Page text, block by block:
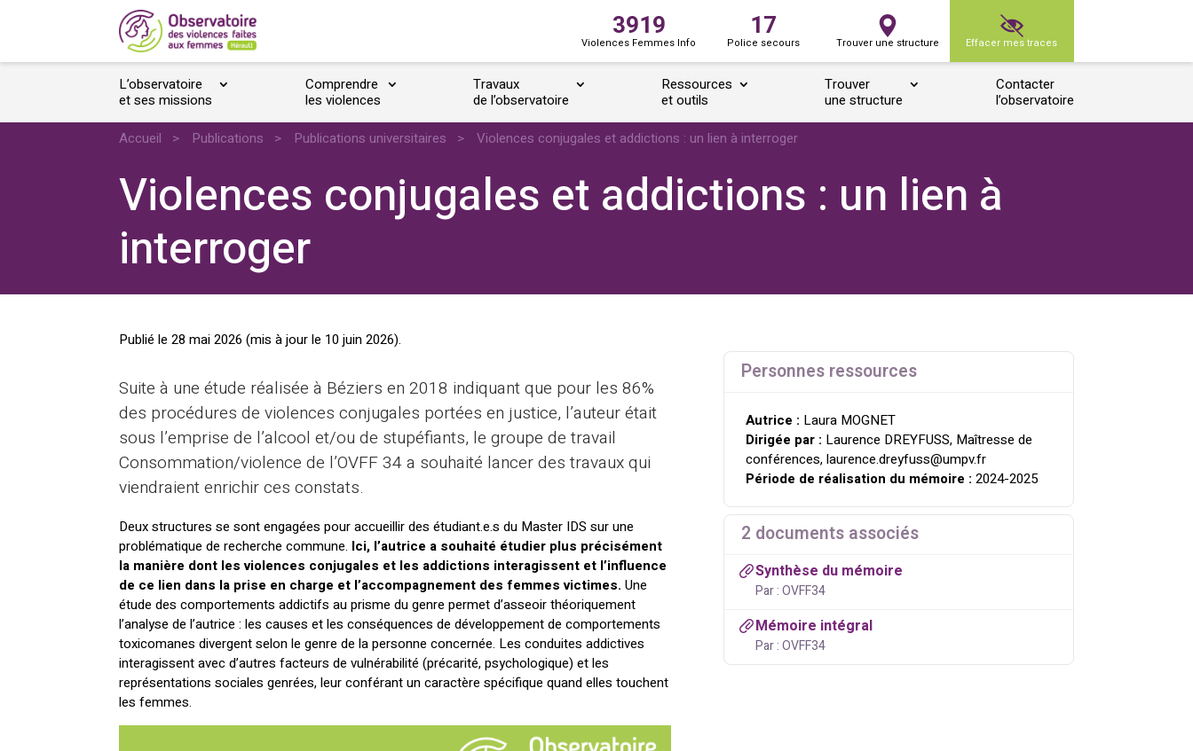
3919
Violences Femmes Info
17
Police secours Trouver une structure Effacer mes traces
L’observatoire
et ses missions
Comprendre
les violences
Travaux
de l’observatoire
Ressources
et outils
Trouver
une structure
Contacter
l’observatoire
Accueil
> Publications > Publications universitaires > Violences conjugales et addictions : un lien à interroger
Violences conjugales et addictions : un lien à
interroger
Publié le28 mai 2026 (mis à jour le 10 juin 2026).
Suite à une étude réalisée à Béziers en 2018 indiquant que pour les 86%
des procédures de violences conjugales portées en justice, l’auteur était
sous l’emprise de l’alcool et/ou de stupéfiants, le groupe de travail
Consommation/violence de l’OVFF 34 a souhaité lancer des travaux qui
viendraient enrichir ces constats.
Deux structures se sont engagées pour accueillir des étudiant.e.s du Master IDS sur une
problématique de recherche commune. Ici, l’autrice a souhaité étudier plus précisément
la manière dont les violences conjugales et les addictions interagissent et l’influence
de ce lien dans la prise en charge et l’accompagnement des femmes victimes. Une
étude des comportements addictifs au prisme du genre permet d’asseoir théoriquement
l’analyse de l’autrice : les causes et les conséquences de développement de comportements
toxicomanes divergent selon le genre de la personne concernée. Les conduites addictives
interagissent avec d’autres facteurs de vulnérabilité (précarité, psychologique) et les
représentations sociales genrées, leur conférant un caractère spécifique quand elles touchent
les femmes.
Personnes ressources
Autrice : Laura MOGNET
Dirigée par : Laurence DREYFUSS, Maîtresse de
conférences, laurence.dreyfuss@umpv.fr
Période de réalisation du mémoire : 2024-2025
2 documents associés
Synthèse du mémoire
Par : OVFF34
Mémoire intégral
Par : OVFF34